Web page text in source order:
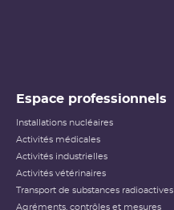
Espace professionnels
Installations nucléaires
Activités médicales
Activités industrielles
Activités vétérinaires
Transport de substances radioactives
Agréments, contrôles et mesures